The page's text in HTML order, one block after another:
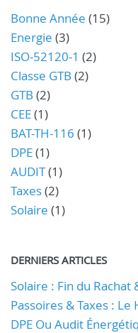
Bonne Année (15)
Energie (3)
ISO-52120-1 (2)
Classe GTB (2)
GTB (2)
CEE(1)
BAT-TH-116 (1)
DPE(1)
AUDIT(1)
Taxes(2)
Solaire (1)
DERNIERS ARTICLES
Solaire : Fin du Rachat
Passoires & Taxes :
DPE Ou Audit